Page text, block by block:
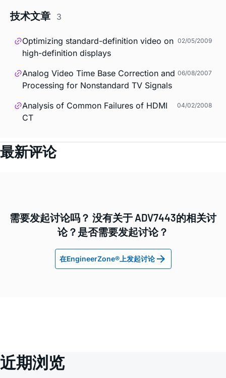
技术文章 3
Optimizing standard-definition video on
high-definition displays
02/05/2009
Analog Video Time Base Correction and
Processing for Nonstandard TV Signals
06/08/2007
Analysis of Common Failures of HDMI
CT
04/02/2008
最新评论
需要发起讨论吗？ 没有关于 ADV7443的相关讨
论？是否需要发起讨论？
在EngineerZone®上发起讨论
近期浏览